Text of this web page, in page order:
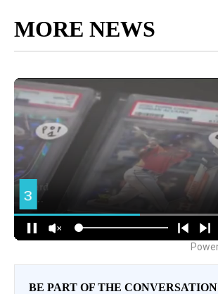
MORE NEWS
BE PART OF THE CONVERSATION